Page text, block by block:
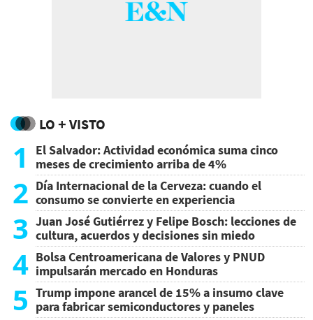
LO + VISTO
1
El Salvador: Actividad económica suma cinco
meses de crecimiento arriba de 4%
2 Día Internacional de la Cerveza: cuando el
consumo se convierte en experiencia
3 Juan José Gutiérrez y Felipe Bosch: lecciones de
cultura, acuerdos y decisiones sin miedo
4 Bolsa Centroamericana de Valores y PNUD
impulsarán mercado en Honduras
5 Trump impone arancel de 15% a insumo clave
para fabricar semiconductores y paneles